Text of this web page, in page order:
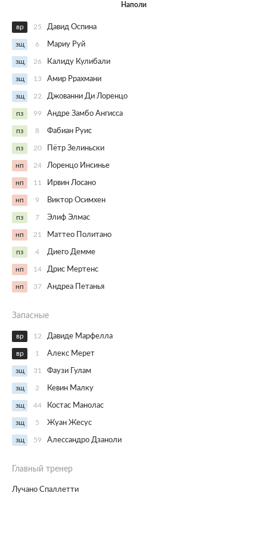
Наполи
вр 25 Давид Оспина
зщ 6 Мариу Руй
зщ 26 Калиду Кулибали
зщ 13 Амир Ррахмани
зщ 22 Джованни Ди Лоренцо
пз 99 Андре Замбо Ангисса
пз 8 Фабиан Руис
пз 20 Пётр Зелиньски
нп 24 Лоренцо Инсинье
нп 11 Ирвин Лосано
нп 9 Виктор Осимхен
пз 7 Элиф Элмас
нп 21 Маттео Политано
пз 4 Диего Демме
нп 14 Дрис Мертенс
нп 37 Андреа Петанья
Запасные
вр 12 Давиде Марфелла
вр 1 Алекс Мерет
зщ 31 Фаузи Гулам
зщ 2 Кевин Малку
зщ 44 Костас Манолас
зщ 5 Жуан Жесус
зщ 59 Алессандро Дзаноли
Главный тренер
Лучано Спаллетти